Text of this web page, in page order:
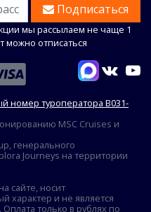
Подписаться
мы рассылаем не чаще 1
отписаться
номер туроператора В031-
MSC Cruises и
генерального
Journeys на территории
сайте, носит
характер и не является
только в рублях по